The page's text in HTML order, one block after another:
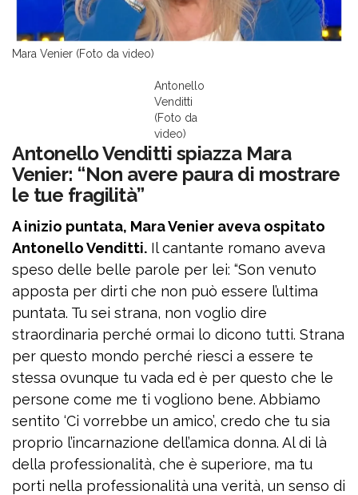
Mara Venier (Foto da video)
Antonello
Venditti
(Foto da
video)
Antonello Venditti spiazza Mara
Venier: “Non avere paura di mostrare
le tue fragilità”
A inizio puntata, Mara Venier aveva ospitato
Antonello Venditti. Il cantante romano aveva
speso delle belle parole per lei: “Son venuto
apposta per dirti che non può essere l’ultima
puntata. Tu sei strana, non voglio dire
straordinaria perché ormai lo dicono tutti. Strana
per questo mondo perché riesci a essere te
stessa ovunque tu vada ed è per questo che le
persone come me ti vogliono bene. Abbiamo
sentito ‘Ci vorrebbe un amico’, credo che tu sia
proprio l’incarnazione dell’amica donna. Al di là
della professionalità, che è superiore, ma tu
porti nella professionalità una verità, un senso di